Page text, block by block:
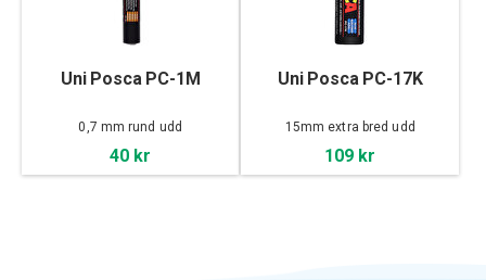
Uni Posca PC-1M
0,7 mm rund udd
40 kr
Uni Posca PC-17K
15mm extra bred udd
109 kr